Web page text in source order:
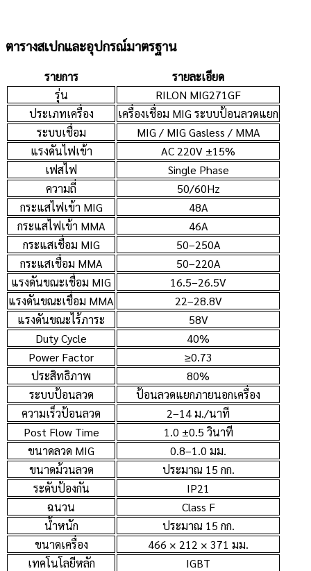
ตารางสเปกและอุปกรณ์มาตรฐาน
รายการ
รายละเอียด
รุ่น
RILON MIG271GF
ประเภทเครื่อง
เครื่องเชื่อม MIG ระบบป้อนลวดแยก
ระบบเชื่อม
MIG / MIG Gasless / MMA
แรงดันไฟเข้า
AC 220V ±15%
เฟสไฟ
Single Phase
ความถี่
50/60Hz
กระแสไฟเข้า MIG
48A
กระแสไฟเข้า MMA
46A
กระแสเชื่อม MIG
50–250A
กระแสเชื่อม MMA
50–220A
แรงดันขณะเชื่อม MIG
16.5–26.5V
แรงดันขณะเชื่อม MMA
22–28.8V
แรงดันขณะไร้ภาระ
58V
Duty Cycle
40%
Power Factor
≥0.73
ประสิทธิภาพ
80%
ระบบป้อนลวด
ป้อนลวดแยกภายนอกเครื่อง
ความเร็วป้อนลวด
2–14 ม./นาที
Post Flow Time
1.0 ±0.5 วินาที
ขนาดลวด MIG
0.8–1.0 มม.
ขนาดม้วนลวด
ประมาณ 15 กก.
ระดับป้องกัน
IP21
ฉนวน
Class F
น้ำหนัก
ประมาณ 15 กก.
ขนาดเครื่อง
466 × 212 × 371 มม.
เทคโนโลยีหลัก
IGBT